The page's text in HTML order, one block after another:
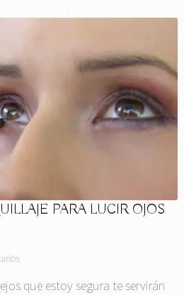
PARA LUCIR OJOS
que estoy segura te servirán